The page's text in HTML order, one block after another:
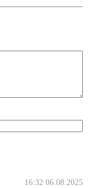
16:32 06.08.2025